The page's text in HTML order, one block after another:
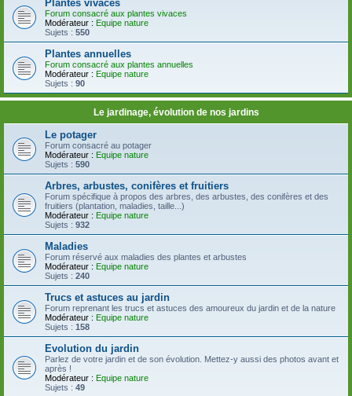
Plantes vivaces
Forum consacré aux plantes vivaces
Modérateur : Equipe nature
Sujets : 550
Plantes annuelles
Forum consacré aux plantes annuelles
Modérateur : Equipe nature
Sujets : 90
Le jardinage, évolution de nos jardins
Le potager
Forum consacré au potager
Modérateur : Equipe nature
Sujets : 590
Arbres, arbustes, conifères et fruitiers
Forum spécifique à propos des arbres, des arbustes, des conifères et des
fruitiers (plantation, maladies, taille...)
Modérateur : Equipe nature
Sujets : 932
Maladies
Forum réservé aux maladies des plantes et arbustes
Modérateur : Equipe nature
Sujets : 240
Trucs et astuces au jardin
Forum reprenant les trucs et astuces des amoureux du jardin et de la nature
Modérateur : Equipe nature
Sujets : 158
Evolution du jardin
Parlez de votre jardin et de son évolution. Mettez-y aussi des photos avant et
après !
Modérateur : Equipe nature
Sujets : 49